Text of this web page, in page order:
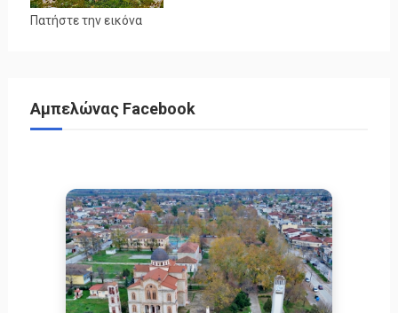
Πατήστε την εικόνα
Αμπελώνας Facebook